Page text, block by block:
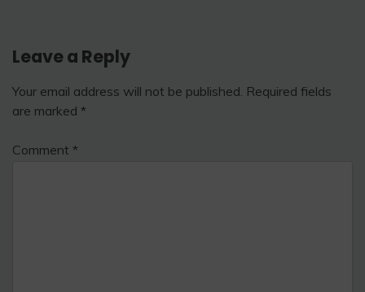
Leave a Reply
Your email address will not be published. Required fields
are marked *
Comment *